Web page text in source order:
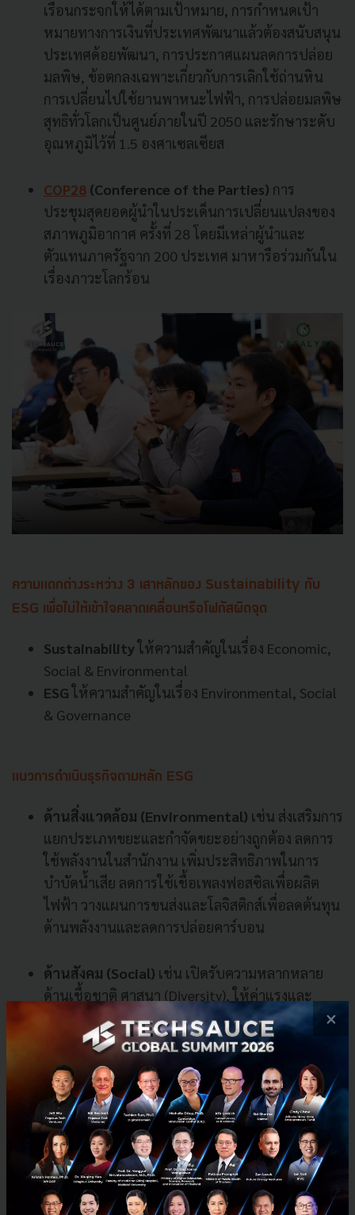
เรือนกระจกให้ได้ตามเป้าหมาย, การกำหนดเป้า
หมายทางการเงินที่ประเทศพัฒนาแล้วต้องสนับสนุน
ประเทศด้อยพัฒนา, การประกาศแผนลดการปล่อย
มลพิษ, ข้อตกลงเฉพาะเกี่ยวกับการเลิกใช้ถ่านหิน
การเปลี่ยนไปใช้ยานพาหนะไฟฟ้า, การปล่อยมลพิษ
สุทธิทั่วโลกเป็นศูนย์ภายในปี 2050 และรักษาระดับ
อุณหภูมิไว้ที่ 1.5 องศาเซลเซียส
COP28 (Conference of the Parties) การ
ประชุมสุดยอดผู้นำในประเด็นการเปลี่ยนแปลงของ
สภาพภูมิอากาศ ครั้งที่ 28 โดยมีเหล่าผู้นำและ
ตัวแทนภาครัฐจาก 200 ประเทศ มาหารือร่วมกันใน
เรื่องภาวะโลกร้อน
ความแตกต่างระหว่าง 3 เสาหลักของ Sustainability กับ
ESG เพื่อไม่ให้เข้าใจคลาดเคลื่อนหรือโฟกัสผิดจุด
Sustainabilityให้ความสำคัญในเรื่อง Economic,
Social & Environmental
ESGให้ความสำคัญในเรื่อง Environmental, Social
& Governance
แนวการดำเนินธุรกิจตามหลัก ESG
ด้านสิ่งแวดล้อม (Environmental) เช่น ส่งเสริมการ
แยกประเภทขยะและกำจัดขยะอย่างถูกต้อง ลดการ
ใช้พลังงานในสำนักงาน เพิ่มประสิทธิภาพในการ
บำบัดน้ำเสีย ลดการใช้เชื้อเพลงฟอสซิลเพื่อผลิต
ไฟฟ้า วางแผนการขนส่งและโลจิสติกส์เพื่อลดต้นทุน
ด้านพลังงานและลดการปล่อยคาร์บอน
ด้านสังคม (Social) เช่น เปิดรับความหลากหลาย
ด้านเชื้อชาติ ศาสนา (Diversity), ให้ค่าแรงและ
สวัสดิการอย่างเหมาะสมแก่พนักงาน, ให้เกียรติผู้ร่วม
งานและไม่มีการคุกคามทางเพศ (Sexual
Harassment)
ด้านธรรมาภิบาล (Governance)เช่น ทำธุรกิจด้วย
ความซื่อสัตย์ โปร่งใส ตรวจสอบได้ มีความรับผิด
ชอบต่อผลกระทบที่เกิดจากการตัดสินใจและ
กิจกรรมขององค์กร (Responsibility &
Accountibility) การให้ความสำคัญในเรื่องความ
×